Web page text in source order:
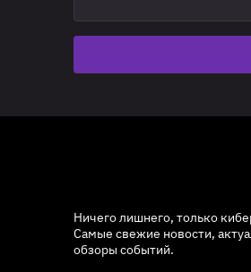
Ничего лишнего, только
Самые свежие новости,
обзоры событий.